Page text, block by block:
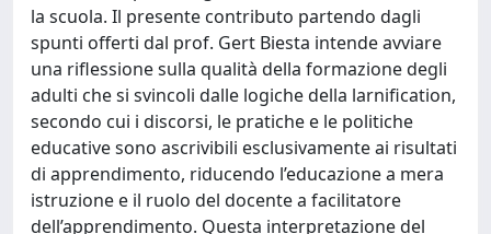
la scuola. Il presente contributo partendo dagli
spunti offerti dal prof. Gert Biesta intende avviare
una riflessione sulla qualità della formazione degli
adulti che si svincoli dalle logiche della larnification,
secondo cui i discorsi, le pratiche e le politiche
educative sono ascrivibili esclusivamente ai risultati
di apprendimento, riducendo l’educazione a mera
istruzione e il ruolo del docente a facilitatore
dell’apprendimento. Questa interpretazione del